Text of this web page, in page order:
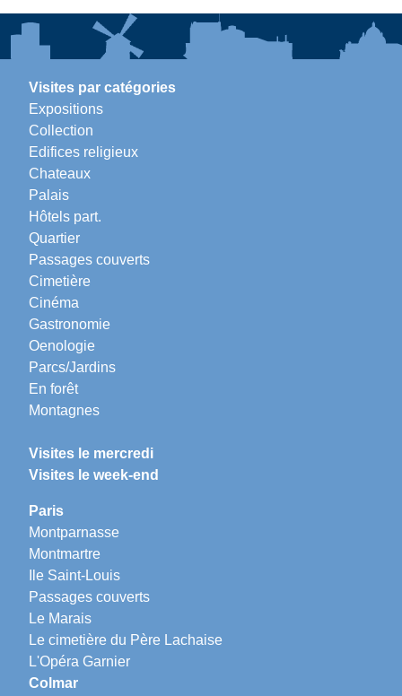
Visites par catégories
Expositions
Collection
Edifices religieux
Chateaux
Palais
Hôtels part.
Quartier
Passages couverts
Cimetière
Cinéma
Gastronomie
Oenologie
Parcs/Jardins
En forêt
Montagnes
Visites le mercredi
Visites le week-end
Paris
Montparnasse
Montmartre
Ile Saint-Louis
Passages couverts
Le Marais
Le cimetière du Père Lachaise
L'Opéra Garnier
Colmar